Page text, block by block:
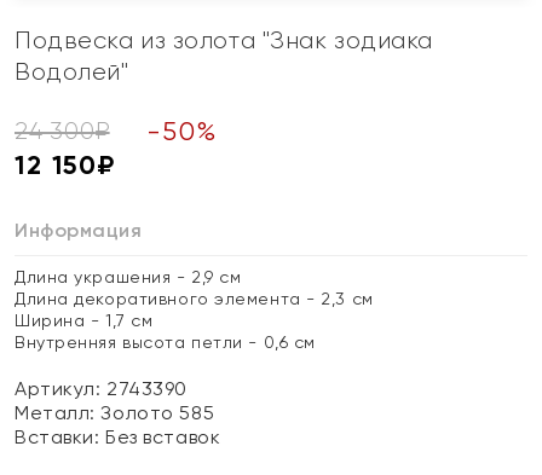
Подвеска из золота "Знак зодиака
Водолей"
24 300₽ -50%
12 150₽
Информация
Длина украшения - 2,9 см
Длина декоративного элемента - 2,3 см
Ширина - 1,7 см
Внутренняя высота петли - 0,6 см
Артикул: 2743390
Металл:Золото 585
Вставки:Без вставок